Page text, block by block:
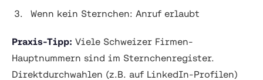
Wenn kein Sternchen: Anruf erlaubt
Praxis-Tipp: Viele Schweizer Firmen-
Hauptnummern sind im Sternchenregister.
Direktdurchwahlen (z.B. auf LinkedIn-Profilen)